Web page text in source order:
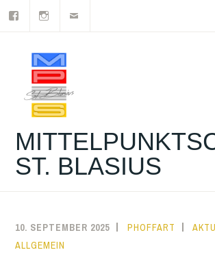
Zum
springen
ST. BLASIUS
10. SEPTEMBER 2025 PHOFFART
ALLGEMEIN